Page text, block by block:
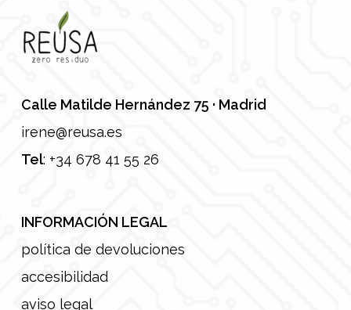
Calle Matilde Hernández 75 · Madrid
irene@reusa.es
Tel: +34 678 41 55 26
INFORMACIÓN LEGAL
política de devoluciones
accesibilidad
aviso legal